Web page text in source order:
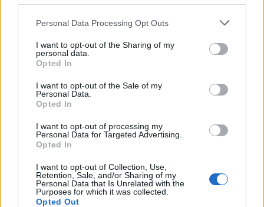
Please note that this website/app uses one or more Google
not limited to your visit or usage behaviour. You may click to
grant or deny consent to Google and its third-party tags to
use your data for below specified purposes in below Google
consent section.
Personal Data Processing Opt Outs
I want to opt-out of the Sharing of my
personal data.
Opted In
I want to opt-out of the Sale of my
Personal Data.
Opted In
I want to opt-out of processing my
Personal Data for Targeted Advertising.
Opted In
I want to opt-out of Collection, Use,
Retention, Sale, and/or Sharing of my
Personal Data that Is Unrelated with the
Purposes for which it was collected.
Opted Out